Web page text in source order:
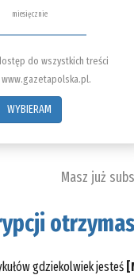
miesięcznie
do wszystkich treści
WYBIERAM
Masz już
gdziekolwiek jesteś